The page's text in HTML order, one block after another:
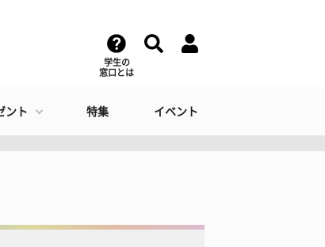
学生の
窓口とは
ント 特集 イベント